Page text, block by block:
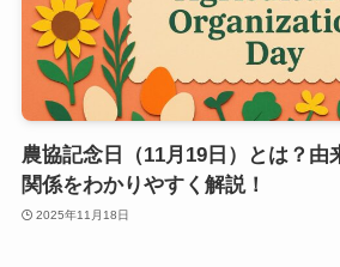
農協記念日（11月19日）とは？由
関係をわかりやすく解説！
2025年11月18日